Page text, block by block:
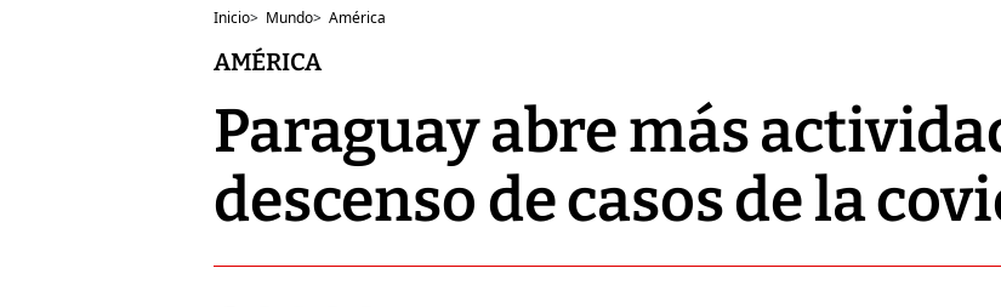
Inicio> Mundo> América
AMÉRICA
Paraguay abre más
descenso de casos de la